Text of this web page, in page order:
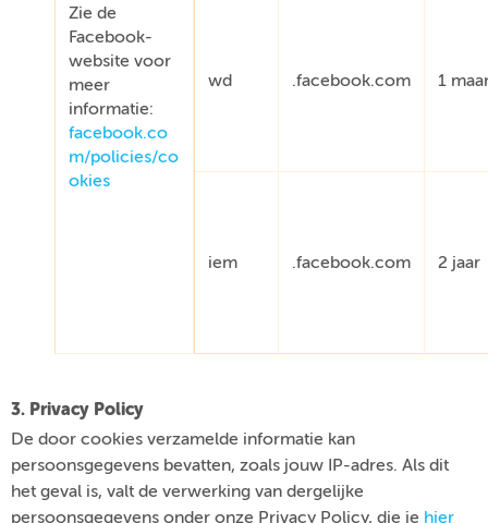
Zie de
Facebook-
website voor
meer
informatie:
facebook.co
m/policies/co
okies
wd .facebook.com 1
iem .facebook.com 2 jaar
3. Privacy Policy
De door cookies verzamelde informatie kan
persoonsgegevens bevatten, zoals jouw IP-adres. Als dit
het geval is, valt de verwerking van dergelijke
persoonsgegevens onder onze Privacy Policy, die je hier